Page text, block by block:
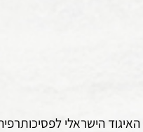
הישראלי